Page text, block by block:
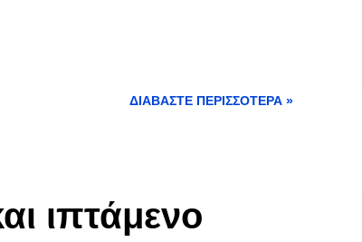
ΔΙΑΒΆΣΤΕ ΠΕΡΙΣΣΌΤΕΡΑ »
ιπτάμενο